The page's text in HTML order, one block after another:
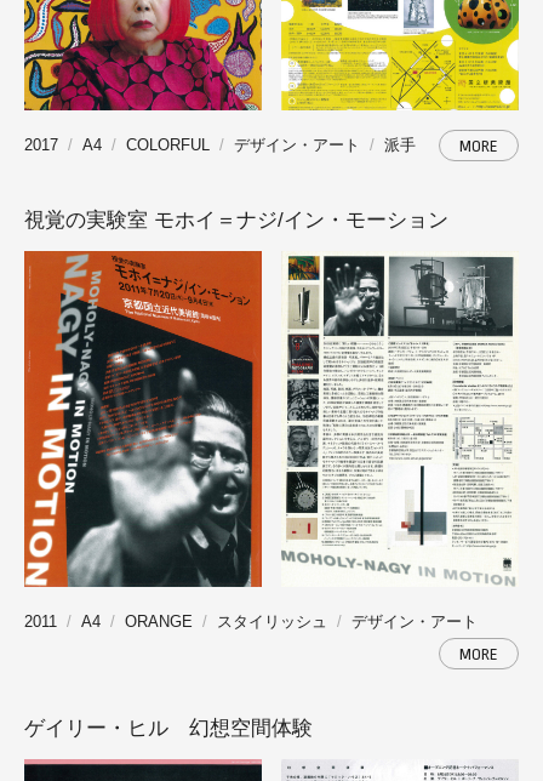
2017 A4 COLORFUL デザイン・アート 派手 MORE
視覚の実験室 モホイ＝ナジ/イン・モーション
2011 A4 ORANGE スタイリッシュ
デザイン・アート
MORE
ゲイリー・ヒル 幻想空間体験